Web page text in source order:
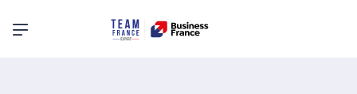
Menu principal